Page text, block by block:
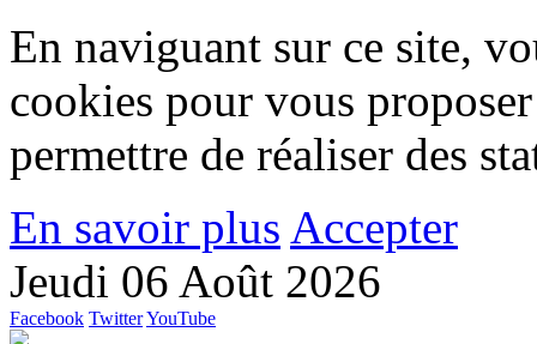
En naviguant sur ce site,
cookies pour vous
permettre de réaliser des
En savoir plus Accepter
Jeudi 06 Août 2026
Facebook TwitterYouTube